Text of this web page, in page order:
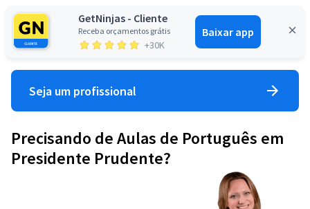
GetNinjas - Cliente
Receba orçamentos grátis
+30K
Baixar app
Entrar
Seja um profissional
Precisando de Aulas de Português em
Presidente Prudente?